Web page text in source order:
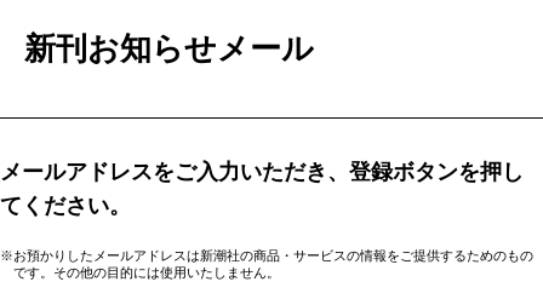
新刊お知らせメール
メールアドレスをご入力いただき、登録ボタンを押し
てください。
※お預かりしたメールアドレスは新潮社の商品・サービスの情報をご提供するためのもの
です。その他の目的には使用いたしません。